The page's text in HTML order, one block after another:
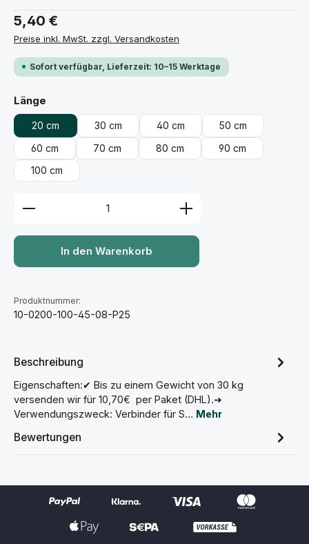
5,40 €
Preise inkl. MwSt. zzgl. Versandkosten
Sofort verfügbar, Lieferzeit: 10–15 Werktage
Länge
20 cm 30 cm 40 cm
50 cm
60 cm
70 cm 80 cm
90 cm
100 cm
Produkt Anzahl: Gib den gewünschten Wert ein
In den Warenkorb
Produktnummer:
10-0200-100-45-08-P25
Beschreibung
Eigenschaften:✔ Bis zu einem Gewicht von 30 kg
versenden wir für 10,70€ per Paket (DHL).➜
Verwendungszweck: Verbinder für S… Mehr
Bewertungen